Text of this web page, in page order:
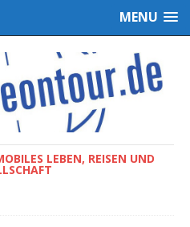
MENU
LEBEN, REISEN UND